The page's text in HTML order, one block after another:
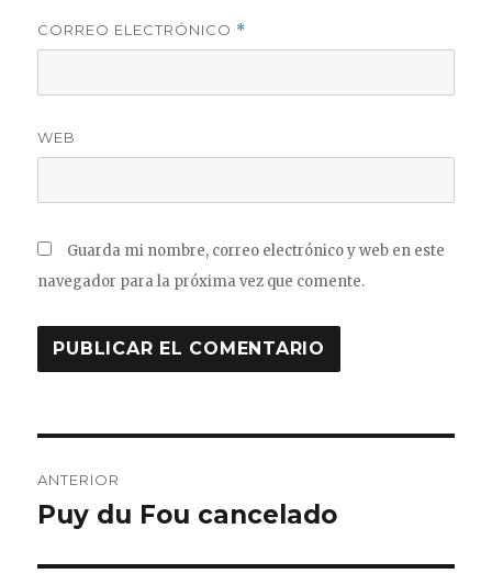
CORREO ELECTRÓNICO *
WEB
Guarda mi nombre, correo electrónico y web en este
navegador para la próxima vez que comente.
de
ANTERIOR
Entrada
Puy du Fou cancelado